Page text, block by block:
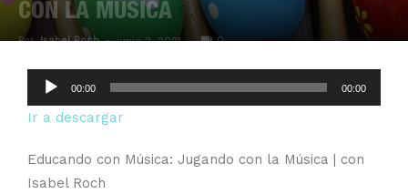
CON LA MÚSICA
Por Isabel Roch - junio 2, 2021 0
Reproductor
de
audio
00:00 00:00
Ir a descargar
Educando con Música: Jugando con la Música | con
Isabel Roch